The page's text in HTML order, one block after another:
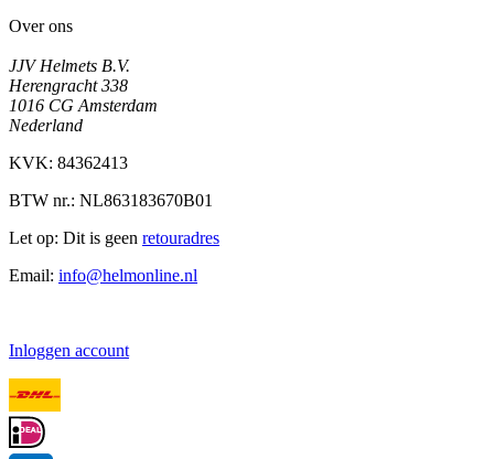
Over ons
JJV Helmets B.V.
Herengracht 338
1016 CG Amsterdam
Nederland
KVK: 84362413
BTW nr.: NL863183670B01
Let op: Dit is geen retouradres
Email: info@helmonline.nl
Inloggen account